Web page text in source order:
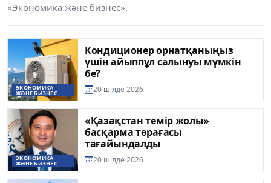
«Экономика және бизнес».
ЭКОНОМИКА
ЖӘНЕ БИЗНЕС
Кондиционер орнатқаныңыз
үшін айыппұл салынуы мүмкін
бе?
20 шілде 2026
ЭКОНОМИКА
ЖӘНЕ БИЗНЕС
«Қазақстан темір жолы»
басқарма төрағасы
тағайындалды
20 шілде 2026